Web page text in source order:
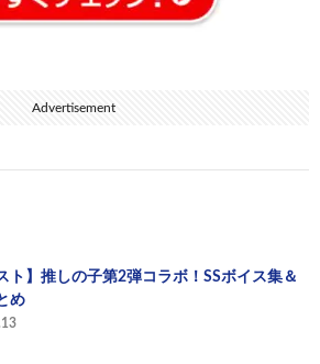
Advertisement
ト】推しの子第2弾コラボ！SSボイス集＆
め